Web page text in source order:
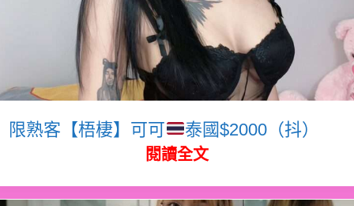
限熟客【梧棲】可可 泰國$2000（抖）
閱讀全文